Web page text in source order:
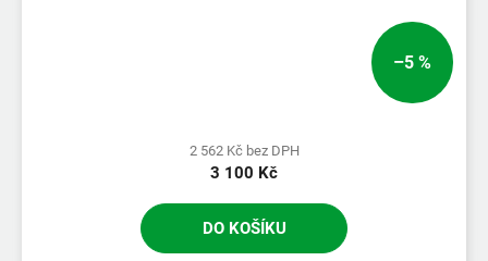
–5 %
2 562 Kč bez DPH
3 100 Kč
DO KOŠÍKU